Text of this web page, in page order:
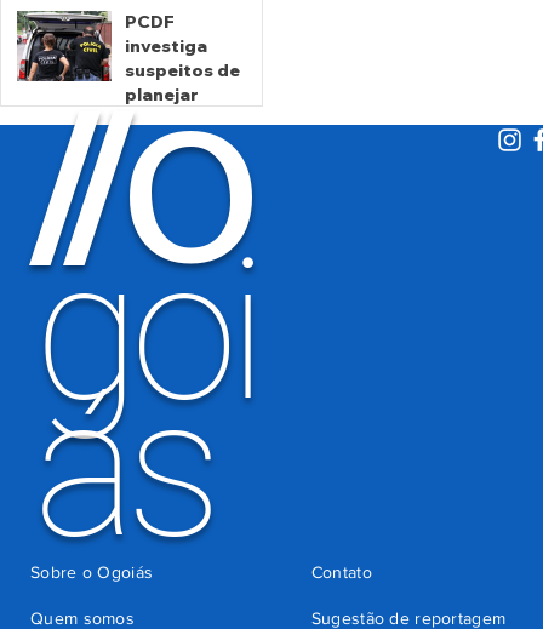
Goiás
há 14 horas
PCDF
investiga
suspeitos de
planejar
atentados no
período
eleitoral
há 3 dias
//O
goi
ás
Quem somos
Sugestão de reportagem
Contato
Sobre o Ogoiás